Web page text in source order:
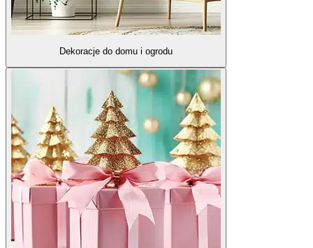
Dekoracje do domu i ogrodu